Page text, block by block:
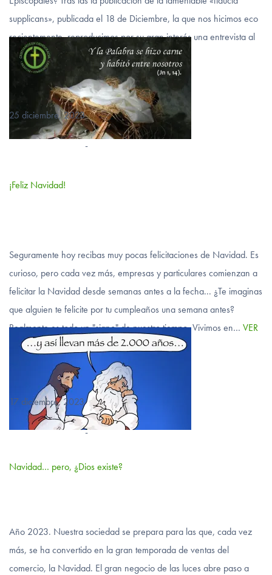
supplicans», publicada el 18 de Diciembre, la que nos hicimos eco
recientemente, reproducimos por su gran interés una entrevista al
Cardenal Muller publicada…VER MÁS
¡Feliz Navidad!
25 diciembre, 2023
-
Seguramente hoy recibas muy pocas felicitaciones de Navidad. Es
curioso, pero cada vez más, empresas y particulares comienzan a
felicitar la Navidad desde semanas antes a la fecha... ¿Te imaginas
que alguien te felicite por tu cumpleaños una semana antes?
Realmente es todo un "signo" de nuestro tiempo. Vivimos en… VER
MÁS
Navidad… pero, ¿Dios existe?
17 diciembre, 2023
-
Año 2023. Nuestra sociedad se prepara para las que, cada vez
más, se ha convertido en la gran temporada de ventas del
comercio, la Navidad. El gran negocio de las luces abre paso a